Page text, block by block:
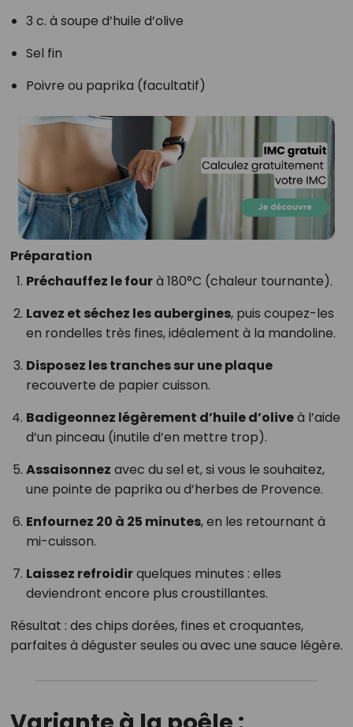
3 c. à soupe d’huile d’olive
Sel fin
Poivre ou paprika (facultatif)
Préparation
Préchauffez le fourà 180°C (chaleur tournante).
Lavez et séchez les aubergines, puis coupez-les
en rondelles très fines, idéalement à la mandoline.
Disposez les tranches sur une plaque
recouverte de papier cuisson.
Badigeonnez légèrement d’huile d’oliveà l’aide
d’un pinceau (inutile d’en mettre trop).
Assaisonnez avec du sel et, si vous le souhaitez,
une pointe de paprika ou d’herbes de Provence.
Enfournez 20 à 25 minutes, en les retournant à
mi-cuisson.
Laissez refroidirquelques minutes : elles
deviendront encore plus croustillantes.
Résultat : des chips dorées, fines et croquantes,
parfaites à déguster seules ou avec une sauce légère.